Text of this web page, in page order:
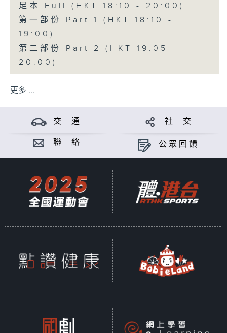
足本 Full (HKT 18:10 - 20:00)
第一部份 Part 1 (HKT 18:10 -
19:00)
第二部份 Part 2 (HKT 19:05 -
20:00)
更多 ...
交 通 社 交
聯 絡 公眾回饋